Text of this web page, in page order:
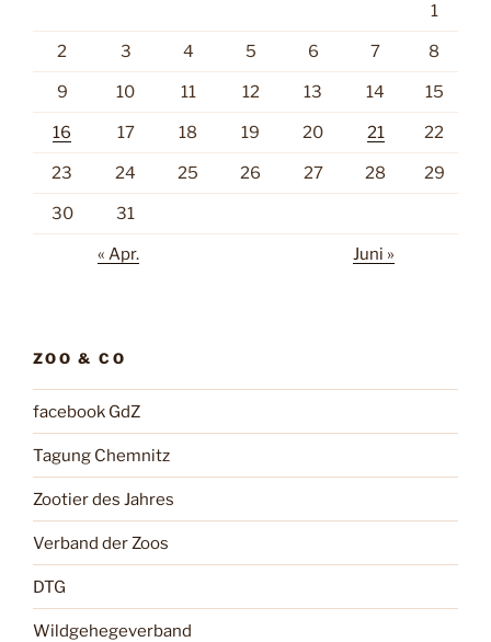
1
2 3 4 5 6 7 8
9 10 11 12 13 14 15
16 17 18 19 20 21 22
23 24 25 26 27 28 29
30 31
« Apr. Juni »
ZOO & CO
facebook GdZ
Tagung Chemnitz
Zootier des Jahres
Verband der Zoos
DTG
Wildgehegeverband